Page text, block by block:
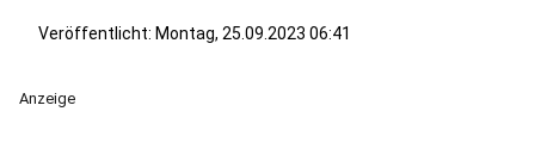
Veröffentlicht: Montag, 25.09.2023 06:41
Anzeige